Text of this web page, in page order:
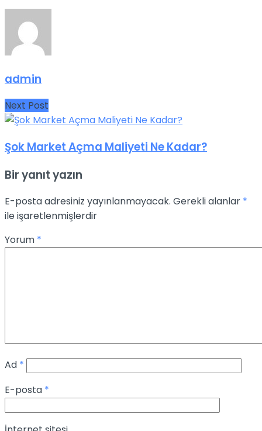
admin
Next Post
Şok Market Açma Maliyeti Ne Kadar?
Bir yanıt yazın
E-posta adresiniz yayınlanmayacak. Gerekli alanlar *
ile işaretlenmişlerdir
Yorum *
Ad *
E-posta *